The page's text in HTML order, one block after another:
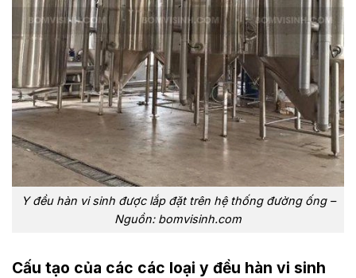
Y đều hàn vi sinh được lắp đặt trên hệ thống đường ống –
Nguồn: bomvisinh.com
Cấu tạo của các các loại y đều hàn vi sinh